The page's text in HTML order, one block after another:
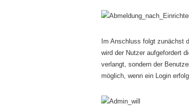
Im Anschluss folgt zunächst
wird der Nutzer aufgefordert
verlangt, sondern der
möglich, wenn ein Login